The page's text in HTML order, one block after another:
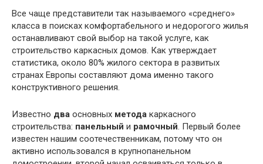
Все чаще представители так называемого «среднего»
класса в поисках комфортабельного и недорогого жилья
останавливают свой выбор на такой услуге, как
строительство каркасных домов. Как утверждает
статистика, около 80% жилого сектора в развитых
странах Европы составляют дома именно такого
конструктивного решения.
Известно два основных метода каркасного
строительства: панельный и рамочный. Первый более
известен нашим соотечественникам, потому что он
активно использовался в крупнопанельном